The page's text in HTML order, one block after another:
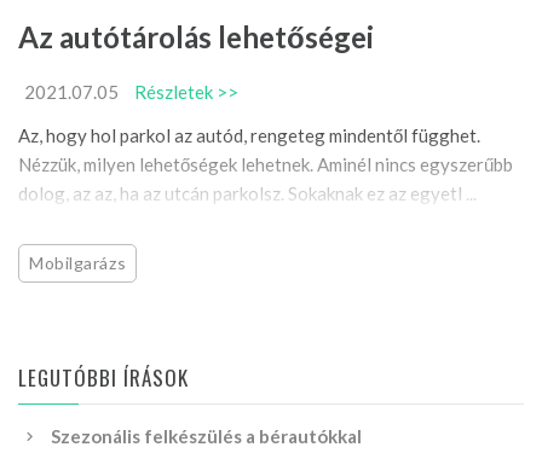
Az autótárolás lehetőségei
2021.07.05
Részletek >>
Az, hogy hol parkol az autód, rengeteg mindentől függhet.
Nézzük, milyen lehetőségek lehetnek. Aminél nincs egyszerűbb
dolog, az az, ha az utcán parkolsz. Sokaknak ez az egyetl ...
Mobilgarázs
LEGUTÓBBI ÍRÁSOK
Szezonális felkészülés a bérautókkal